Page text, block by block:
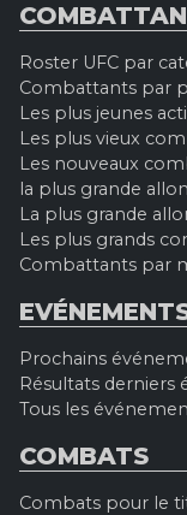
Roster UFC par
Combattants par
Les plus jeunes
Les plus vieux
Les nouveaux
la plus grande
La plus grande
Les plus grands
Combattants par
Prochains
Résultats derniers
Tous les
COMBATS
Combats pour le